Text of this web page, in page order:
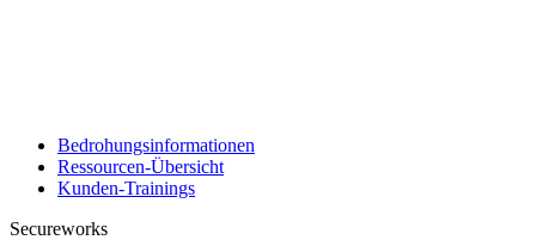
Bedrohungsinformationen
Ressourcen-Übersicht
Kunden-Trainings
Secureworks